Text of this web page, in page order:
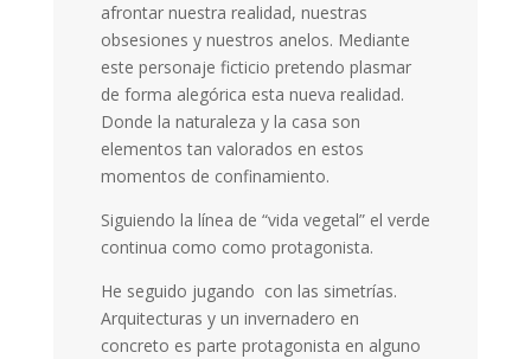
afrontar nuestra realidad, nuestras
obsesiones y nuestros anelos. Mediante
este personaje ficticio pretendo plasmar
de forma alegórica esta nueva realidad.
Donde la naturaleza y la casa son
elementos tan valorados en estos
momentos de confinamiento.
Siguiendo la línea de “vida vegetal” el verde
continua como como protagonista.
He seguido jugando con las simetrías.
Arquitecturas y un invernadero en
concreto es parte protagonista en alguno